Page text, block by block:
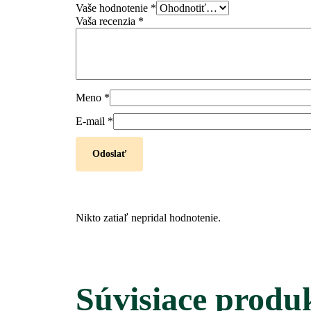
Vaše hodnotenie *
Vaša recenzia *
Meno *
E-mail *
Nikto zatiaľ nepridal hodnotenie.
Súvisiace